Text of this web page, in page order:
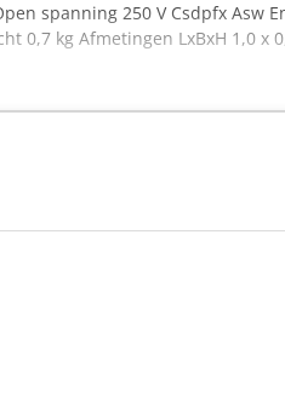
spanning 250 V Csdpfx Asw
0,7 kg Afmetingen LxBxH 1,0 x